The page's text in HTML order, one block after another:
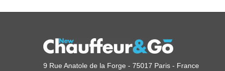
9 Rue Anatole de la Forge - 75017 Paris - France